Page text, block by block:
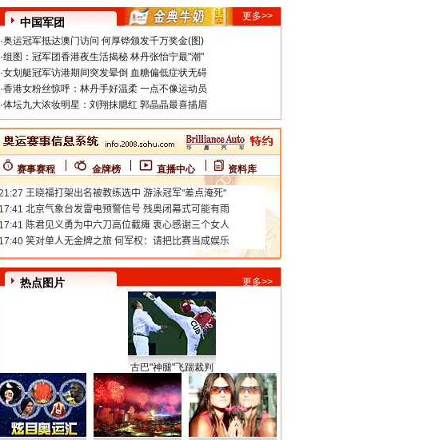
中国军团
更多>>
·奥运冠军抵达澳门访问 何厚铧颁发千万奖金(图)
·组图：冠军团香港夜生活揭秘 林丹张怡宁最"潮"
·女划艇冠军访港期间突发晕倒 血糖偏低症状无碍
·香港女粉丝惊呼：林丹手好温柔 一点不像运动员
·体坛九大浓妆明星：刘翔抹腮红 郭晶晶最喜描眉
赛事赛程 金牌榜 直播中心 资料库
热点图片 更多>>
古巴"神腿"飞踹裁判